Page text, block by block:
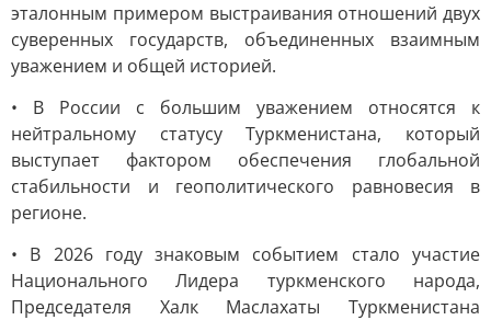
эталонным примером выстраивания отношений двух
суверенных государств, объединенных взаимным
уважением и общей историей.
• В России с большим уважением относятся к
нейтральному статусу Туркменистана, который
выступает фактором обеспечения глобальной
стабильности и геополитического равновесия в
регионе.
• В 2026 году знаковым событием стало участие
Национального Лидера туркменского народа,
Председателя Халк Маслахаты Туркменистана